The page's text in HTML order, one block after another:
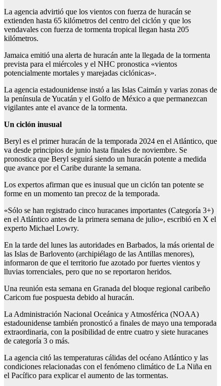
La agencia advirtió que los vientos con fuerza de huracán se
extienden hasta 65 kilómetros del centro del ciclón y que los
vendavales con fuerza de tormenta tropical llegan hasta 205
kilómetros.
Jamaica emitió una alerta de huracán ante la llegada de la tormenta
prevista para el miércoles y el NHC pronostica «vientos
potencialmente mortales y marejadas ciclónicas».
La agencia estadounidense instó a las Islas Caimán y varias zonas de
la península de Yucatán y el Golfo de México a que permanezcan
vigilantes ante el avance de la tormenta.
Un ciclón inusual
Beryl es el primer huracán de la temporada 2024 en el Atlántico, que
va desde principios de junio hasta finales de noviembre. Se
pronostica que Beryl seguirá siendo un huracán potente a medida
que avance por el Caribe durante la semana.
Los expertos afirman que es inusual que un ciclón tan potente se
forme en un momento tan precoz de la temporada.
«Sólo se han registrado cinco huracanes importantes (Categoría 3+)
en el Atlántico antes de la primera semana de julio», escribió en X el
experto Michael Lowry.
En la tarde del lunes las autoridades en Barbados, la más oriental de
las Islas de Barlovento (archipiélago de las Antillas menores),
informaron de que el territorio fue azotado por fuertes vientos y
lluvias torrenciales, pero que no se reportaron heridos.
Una reunión esta semana en Granada del bloque regional caribeño
Caricom fue pospuesta debido al huracán.
La Administración Nacional Oceánica y Atmosférica (NOAA)
estadounidense también pronosticó a finales de mayo una temporada
extraordinaria, con la posibilidad de entre cuatro y siete huracanes
de categoría 3 o más.
La agencia citó las temperaturas cálidas del océano Atlántico y las
condiciones relacionadas con el fenómeno climático de La Niña en
el Pacífico para explicar el aumento de las tormentas.